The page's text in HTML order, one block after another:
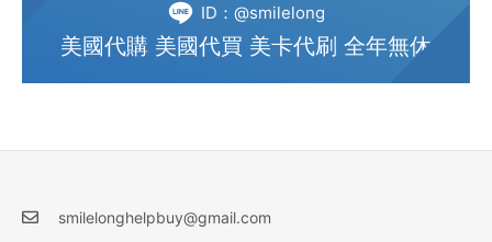
ID：@smilelong
美國代購 美國代買 美卡代刷 全年無休
smilelonghelpbuy@gmail.com